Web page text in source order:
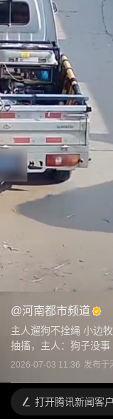
@河南都市频道
主人遛狗不拴绳 小边
抽搐，主人：狗子没事
2026-07-03 11:36 发布于
打开腾讯新闻客